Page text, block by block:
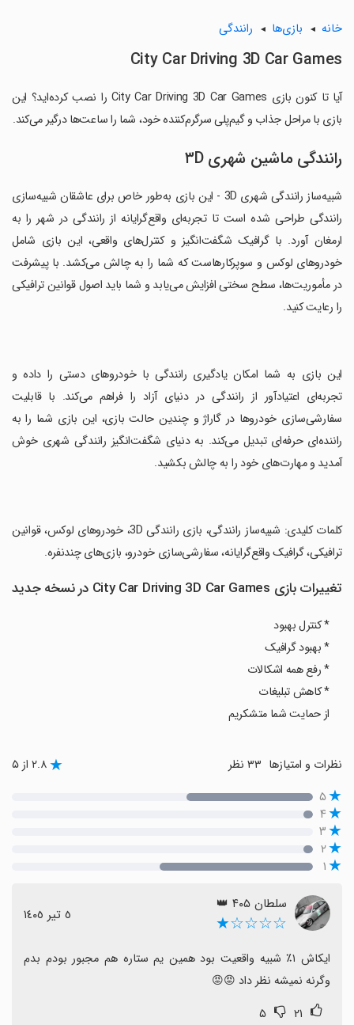
خانه بازی‌ها رانندگی
City Car Driving 3D Car Games
آیا تا کنون بازی City Car Driving 3D Car Games را نصب کرده‌اید؟ این
بازی با مراحل جذاب و گیم‌پلی سرگرم‌کننده خود، شما را ساعت‌ها درگیر می‌کند.
رانندگی ماشین شهری ۳D
شبیه‌ساز رانندگی شهری 3D - این بازی به‌طور خاص برای عاشقان شبیه‌سازی
رانندگی طراحی شده است تا تجربه‌ای واقع‌گرایانه از رانندگی در شهر را به
ارمغان آورد. با گرافیک شگفت‌انگیز و کنترل‌های واقعی، این بازی شامل
خودروهای لوکس و سوپرکارهاست که شما را به چالش می‌کشد. با پیشرفت
در مأموریت‌ها، سطح سختی افزایش می‌یابد و شما باید اصول قوانین ترافیکی
را رعایت کنید.
‏این بازی به شما امکان یادگیری رانندگی با خودروهای دستی را داده و
تجربه‌ای اعتیادآور از رانندگی در دنیای آزاد را فراهم می‌کند. با قابلیت
سفارشی‌سازی خودروها در گاراژ و چندین حالت‌ بازی، این بازی شما را به
راننده‌ای حرفه‌ای تبدیل می‌کند. به دنیای شگفت‌انگیز رانندگی شهری خوش
آمدید و مهارت‌های خود را به چالش بکشید.
‏کلمات کلیدی: شبیه‌ساز رانندگی، بازی رانندگی 3D، خودروهای لوکس، قوانین
ترافیکی، گرافیک واقع‌گرایانه، سفارشی‌سازی خودرو، بازی‌های چندنفره.
تغییرات بازی City Car Driving 3D Car Games در نسخه جدید
* کنترل بهبود
* بهبود گرافیک
* رفع همه اشکالات
* کاهش تبلیغات
از حمایت شما متشکریم
نظرات و امتیازها ۲.۸ از ۵
۵
۴
۳
۲
۱
سلطان ۴۰۵ 👑
☆☆☆☆★ ٥ تیر ١٤٠٥
وگرنه نمیشه نظر داد 😡😡
۲۱ ۵